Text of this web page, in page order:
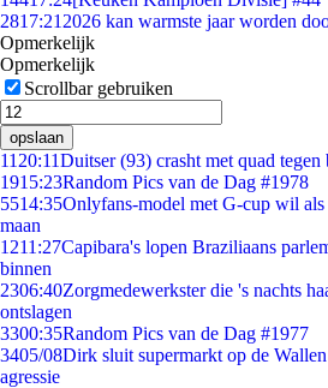
2817:21 2026 kan warmste jaar worden
Opmerkelijk
Opmerkelijk
Scrollbar gebruiken
opslaan
11 20:11Duitser (93) crasht met quad
1915:23Random Pics van de Dag #1978
5514:35Onlyfans-model met G-cup wil
maan
1211:27Capibara's lopen Braziliaans
binnen
2306:40Zorgmedewerkster die 's nachts
ontslagen
3300:35Random Pics van de Dag #1977
3405/08Dirk sluit supermarkt op de
agressie